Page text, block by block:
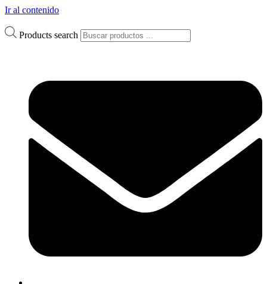
Ir al contenido
Products search